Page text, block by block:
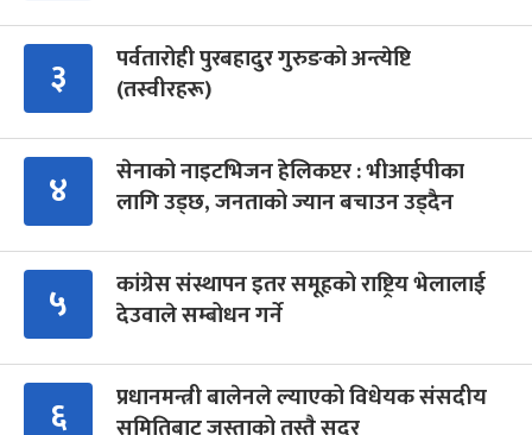
३
पर्वतारोही पुरबहादुर गुरुङको अन्त्येष्टि
(तस्वीरहरू)
४
सेनाको नाइटभिजन हेलिकप्टर : भीआईपीका
लागि उड्छ, जनताको ज्यान बचाउन उड्दैन
५
कांग्रेस संस्थापन इतर समूहको राष्ट्रिय भेलालाई
देउवाले सम्बोधन गर्ने
६
प्रधानमन्त्री बालेनले ल्याएको विधेयक संसदीय